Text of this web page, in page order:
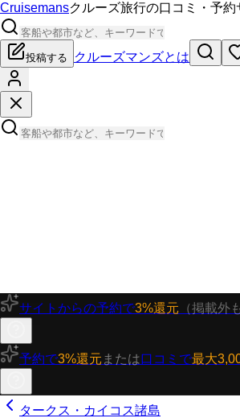
Cruisemansクルーズ旅行の口コミ・予約
投稿する クルーズマンズとは
サイトからの予約で3%還元 （掲載外
予約で3%還元 または口コミで最大
タークス・カイコス諸島